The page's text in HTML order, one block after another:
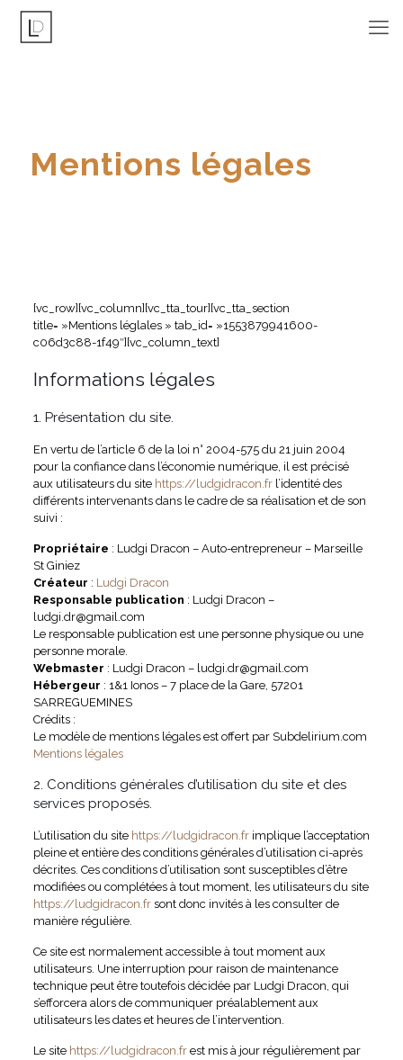
Mentions légales
[vc_row][vc_column][vc_tta_tour][vc_tta_section
title= »Mentions léglales » tab_id= »1553879941600-
c06d3c88-1f49″][vc_column_text]
Informations légales
1. Présentation du site.
En vertu de l’article 6 de la loi n° 2004-575 du 21 juin 2004
pour la confiance dans l’économie numérique, il est précisé
aux utilisateurs du site https://ludgidracon.frl’identité des
différents intervenants dans le cadre de sa réalisation et de son
suivi :
Propriétaire : Ludgi Dracon – Auto-entrepreneur – Marseille
St Giniez
Créateur : Ludgi Dracon
Responsable publication : Ludgi Dracon –
ludgi.dr@gmail.com
Le responsable publication est une personne physique ou une
personne morale.
Webmaster : Ludgi Dracon – ludgi.dr@gmail.com
Hébergeur : 1&1 Ionos – 7 place de la Gare, 57201
SARREGUEMINES
Crédits :
Le modèle de mentions légales est offert par Subdelirium.com
Mentions légales
2. Conditions générales d’utilisation du site et des
services proposés.
L’utilisation du site https://ludgidracon.frimplique l’acceptation
pleine et entière des conditions générales d’utilisation ci-après
décrites. Ces conditions d’utilisation sont susceptibles d’être
modifiées ou complétées à tout moment, les utilisateurs du site
https://ludgidracon.frsont donc invités à les consulter de
manière régulière.
Ce site est normalement accessible à tout moment aux
utilisateurs. Une interruption pour raison de maintenance
technique peut être toutefois décidée par Ludgi Dracon, qui
s’efforcera alors de communiquer préalablement aux
utilisateurs les dates et heures de l’intervention.
Le site https://ludgidracon.frest mis à jour régulièrement par